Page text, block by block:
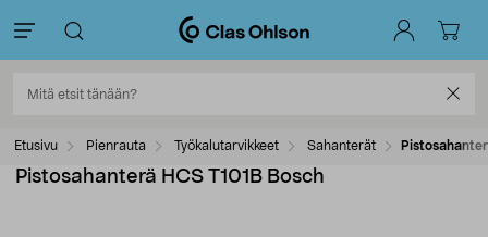
Etusivu Pienrauta Työkalutarvikkeet Sahanterät
Pistosahanterä HCS T101B Bosch